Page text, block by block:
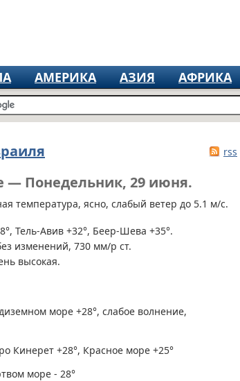
АМЕРИКА АЗИЯ АФРИКА
rss
— Понедельник, 29 июня.
температура, ясно, слабый ветер до 5.1 м/с.
Тель-Авив +32°, Беер-Шева +35°.
изменений, 730 мм/р ст.
высокая.
море +28°, слабое волнение,
Кинерет +28°, Красное море +25°
море - 28°